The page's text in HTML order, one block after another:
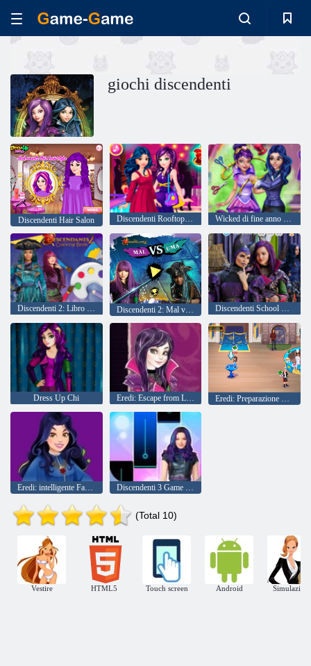
giochi discendenti
Discendenti Hair Salon Discendenti Rooftop Party Wicked di fine anno scolastico Tailor
Discendenti 2: Libro da colorare Discendenti 2: Mal vs Uma Discendenti School of Secrets
Dress Up Chi Eredi: Escape from Lost Island Eredi: Preparazione per una festa in Auradone
Eredi: intelligente Fashion Discendenti 3 Game di piastrelle per pianoforte
(Total 10)
Vestire HTML5 Touch screen Android Simulazioni